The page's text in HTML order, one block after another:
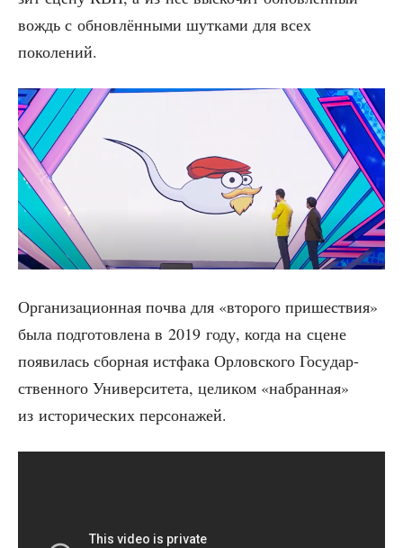
вождь с обнов­лён­ны­ми шут­ка­ми для всех
поколений.
Орга­ни­за­ци­он­ная поч­ва для «вто­ро­го при­ше­ствия»
была под­го­тов­ле­на в 2019 году, когда на сцене
появи­лась сбор­ная ист­фа­ка Орлов­ско­го Госу­дар­
ствен­но­го Уни­вер­си­те­та, цели­ком «набран­ная»
из исто­ри­че­ских персонажей.